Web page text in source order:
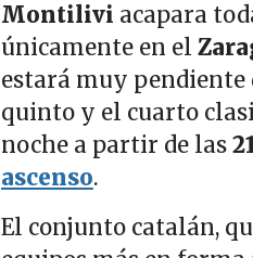
Montilivi acapara
únicamente en el
estará muy pendiente
quinto y el cuarto
noche a partir de las
ascenso.
El conjunto catalán,